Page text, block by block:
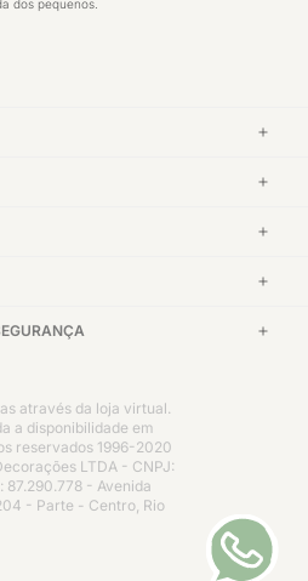
dos pequenos.
através da loja virtual.
a disponibilidade em
reservados 1996-2020
LTDA - CNPJ:
87.290.778 - Avenida
- Parte - Centro, Rio